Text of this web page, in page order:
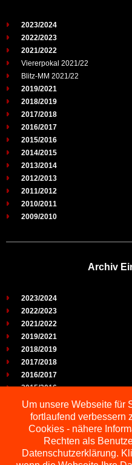
2023/2024
2022/2023
2021/2022
Viererpokal 2021/22
Blitz-MM 2021/22
2019/2021
2018/2019
2017/2018
2016/2017
2015/2016
2014/2015
2013/2014
2012/2013
2011/2012
2010/2011
2009/2010
Archiv
2023/2024
2022/2023
2021/2022
2019/2021
2018/2019
2017/2018
2016/2017
2015/2016
2014/2015
2013/2014
2012/2013
2011/2012
2010/2011
Um unsere Webseite für
fortlaufend verbessern
Cookies - nähere
Rechten als
Datenschutzerklärung.